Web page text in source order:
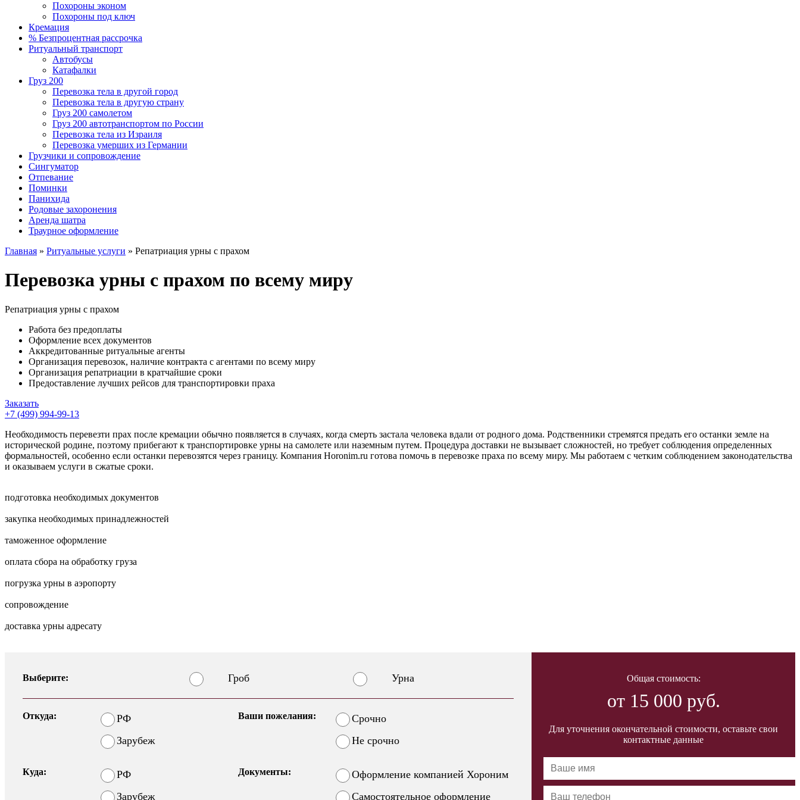
Похороны эконом
Похороны под ключ
Кремация
% Безпроцентная рассрочка
Ритуальный транспорт
Автобусы
Катафалки
Груз 200
Перевозка тела в другой город
Перевозка тела в другую страну
Груз 200 самолетом
Груз 200 автотранспортом по России
Перевозка тела из Израиля
Перевозка умерших из Германии
Грузчики и сопровождение
Сингуматор
Отпевание
Поминки
Панихида
Родовые захоронения
Аренда шатра
Траурное оформление
Главная » Ритуальные услуги » Репатриация урны с прахом
Перевозка урны с прахом по всему миру
Репатриация урны с прахом
Работа без предоплаты
Оформление всех документов
Аккредитованные ритуальные агенты
Организация перевозок, наличие контракта с агентами по всему миру
Организация репатриации в кратчайшие сроки
Предоставление лучших рейсов для транспортировки праха
Заказать
+7 (499) 994-99-13
Необходимость перевезти прах после кремации обычно появляется в случаях, когда смерть застала человека вдали от родного дома. Родственники стремятся предать его останки земле на
исторической родине, поэтому прибегают к транспортировке урны на самолете или наземным путем. Процедура доставки не вызывает сложностей, но требует соблюдения определенных
формальностей, особенно если останки перевозятся через границу. Компания Horonim.ru готова помочь в перевозке праха по всему миру. Мы работаем с четким соблюдением законодательства
и оказываем услуги в сжатые сроки.
подготовка необходимых документов
закупка необходимых принадлежностей
таможенное оформление
оплата сбора на обработку груза
погрузка урны в аэропорту
сопровождение
доставка урны адресату
Выберите: Гроб Урна
Откуда:
РФ
Зарубеж
Куда:
РФ
Зарубеж
Ваши пожелания:
Срочно
Не срочно
Документы:
Оформление компанией Хороним
Самостоятельное оформление
Общая стоимость:
от 15 000 руб.
Для уточнения окончательной стоимости, оставьте свои
контактные данные